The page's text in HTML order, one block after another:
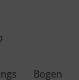
Bogen